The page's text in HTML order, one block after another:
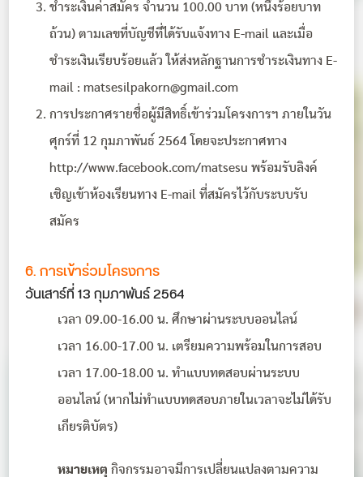
ชำระเงินค่าสมัคร จำนวน 100.00 บาท (หนึ่งร้อยบาท
ถ้วน) ตามเลขที่บัญชีที่ได้รับแจ้งทาง E-mail และเมื่อ
ชำระเงินเรียบร้อยแล้ว ให้ส่งหลักฐานการชำระเงินทาง E-
mail :matsesilpakorn@gmail.com
การประกาศรายชื่อผู้มีสิทธิ์เข้าร่วมโครงการฯ ภายในวัน
ศุกร์ที่ 12 กุมภาพันธ์ 2564 โดยจะประกาศทาง
http://www.facebook.com/matsesu พร้อมรับลิงค์
เชิญเข้าห้องเรียนทาง E-mail ที่สมัครไว้กับระบบรับ
สมัคร
6. การเข้าร่วมโครงการ
วันเสาร์ที่ 13 กุมภาพันธ์ 2564
เวลา 09.00-16.00 น. ศึกษาผ่านระบบออนไลน์
เวลา 16.00-17.00 น. เตรียมความพร้อมในการสอบ
เวลา 17.00-18.00 น. ทำแบบทดสอบผ่านระบบ
ออนไลน์ (หากไม่ทำแบบทดสอบภายในเวลาจะไม่ได้รับ
เกียรติบัตร)
หมายเหตุ กิจกรรมอาจมีการเปลี่ยนแปลงตามความ